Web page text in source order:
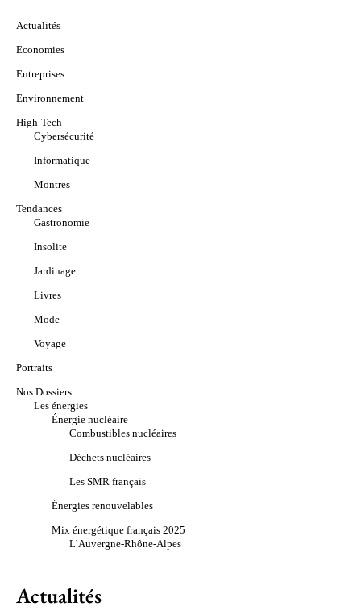
Actualités
Economies
Entreprises
Environnement
High-Tech
Cybersécurité
Informatique
Montres
Tendances
Gastronomie
Insolite
Jardinage
Livres
Mode
Voyage
Portraits
Nos Dossiers
Les énergies
Énergie nucléaire
Combustibles nucléaires
Déchets nucléaires
Les SMR français
Énergies renouvelables
Mix énergétique français 2025
L’Auvergne-Rhône-Alpes
Actualités